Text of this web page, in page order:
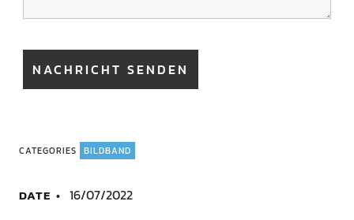
CATEGORIES BILDBAND
DATE 16/07/2022